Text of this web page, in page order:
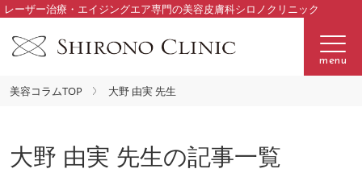
レーザー治療・エイジングエア専門の美容皮膚科シロノクリニック
menu
美容コラムTOP 大野 由実 先生
大野 由実 先生の記事一覧